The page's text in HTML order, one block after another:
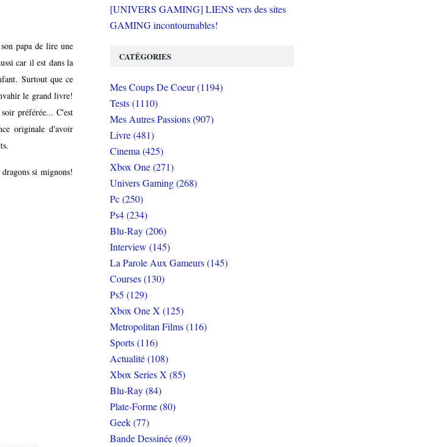
papa de lire une
car il est dans la
Surtout que ce
le grand livre!
préférée... C'est
originale d'avoir
si mignons!
[UNIVERS GAMING] LIENS vers des sites
GAMING incontournables!
CATÉGORIES
Mes Coups De Coeur (1194)
Tests (1110)
Mes Autres Passions (907)
Livre (481)
Cinema (425)
Xbox One (271)
Univers Gaming (268)
Pc (250)
Ps4 (234)
Blu-Ray (206)
Interview (145)
La Parole Aux Gameurs (145)
Courses (130)
Ps5 (129)
Xbox One X (125)
Metropolitan Films (116)
Sports (116)
Actualité (108)
Xbox Series X (85)
Blu-Ray (84)
Plate-Forme (80)
Geek (77)
Bande Dessinée (69)